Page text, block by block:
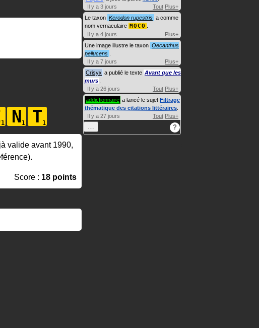
N T
valide avant 1990,
Score : 18 points
Il y a 3 jours
Tout Plus+
Le taxon Kerodon rupestris a comme
nom vernaculaire MOCO
Il y a 4 jours
Plus+
Une image illustre le taxon Oecanthus
pellucens
Il y a 7 jours
Plus+
Crisyx a publié le texte Avant que les
murs
Il y a 26 jours
Tout Plus+
addictionnaire a lancé le sujet Filtrage
thématique des citations littéraires
Il y a 27 jours
Tout Plus+
… ?